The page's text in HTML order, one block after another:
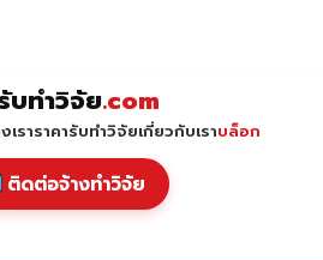
บทำวิจัย.com
เราราคารับทำวิจัยเกี่ยวกับเราบล็อก
ติดต่อจ้างทำวิจัย